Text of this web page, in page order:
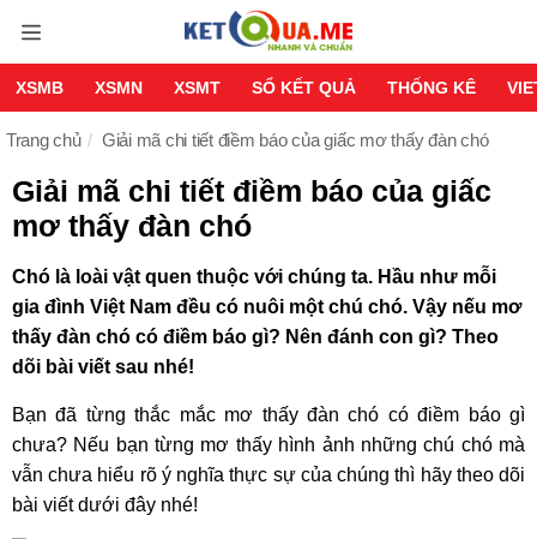
XSMB XSMN XSMT SỔ KẾT QUẢ THỐNG KÊ
Trang chủ Giải mã chi tiết điềm báo của giấc mơ thấy đàn chó
Giải mã chi tiết điềm báo của giấc
mơ thấy đàn chó
Chó là loài vật quen thuộc với chúng ta. Hầu như mỗi
gia đình Việt Nam đều có nuôi một chú chó. Vậy nếu mơ
thấy đàn chó có điềm báo gì? Nên đánh con gì? Theo
dõi bài viết sau nhé!
Bạn đã từng thắc mắc mơ thấy đàn chó có điềm báo gì
chưa? Nếu bạn từng mơ thấy hình ảnh những chú chó mà
vẫn chưa hiểu rõ ý nghĩa thực sự của chúng thì hãy theo dõi
bài viết dưới đây nhé!